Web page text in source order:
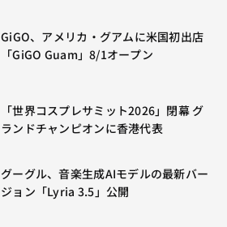
GiGO、アメリカ・グアムに米国初出店
「GiGO Guam」8/1オープン
「世界コスプレサミット2026」閉幕 グ
ランドチャンピオンに香港代表
グーグル、音楽生成AIモデルの最新バー
ジョン「Lyria 3.5」公開